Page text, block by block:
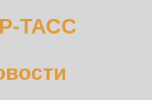
ТАСС